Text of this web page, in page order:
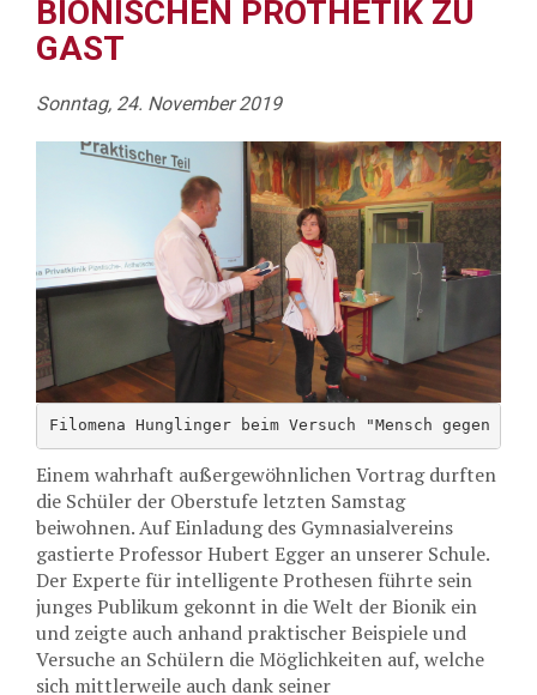
BIONISCHEN PROTHETIK ZU
GAST
Sonntag, 24. November 2019
Filomena Hunglinger beim Versuch "Mensch gegen
Einem wahrhaft außergewöhnlichen Vortrag durften
die Schüler der Oberstufe letzten Samstag
beiwohnen. Auf Einladung des Gymnasialvereins
gastierte Professor Hubert Egger an unserer Schule.
Der Experte für intelligente Prothesen führte sein
junges Publikum gekonnt in die Welt der Bionik ein
und zeigte auch anhand praktischer Beispiele und
Versuche an Schülern die Möglichkeiten auf, welche
sich mittlerweile auch dank seiner